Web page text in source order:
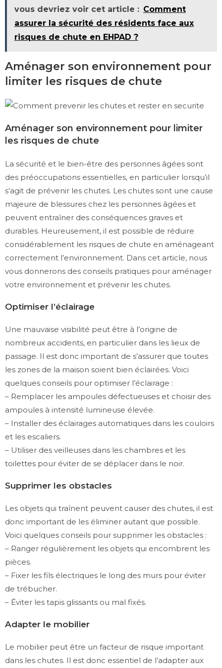
vous devriez voir cet article : Comment
assurer la sécurité des résidents face aux
risques de chute en EHPAD ?
Aménager son environnement pour
limiter les risques de chute
Aménager son environnement pour limiter
les risques de chute
La sécurité et le bien-être des personnes âgées sont
des préoccupations essentielles, en particulier lorsqu’il
s’agit de prévenir les chutes. Les chutes sont une cause
majeure de blessures chez les personnes âgées et
peuvent entraîner des conséquences graves et
durables. Heureusement, il est possible de réduire
considérablement les risques de chute en aménageant
correctement l’environnement. Dans cet article, nous
vous donnerons des conseils pratiques pour aménager
votre environnement et prévenir les chutes.
Optimiser l’éclairage
Une mauvaise visibilité peut être à l’origine de
nombreux accidents, en particulier dans les lieux de
passage. Il est donc important de s’assurer que toutes
les zones de la maison soient bien éclairées. Voici
quelques conseils pour optimiser l’éclairage :
– Remplacer les ampoules défectueuses et choisir des
ampoules à intensité lumineuse élevée.
– Installer des éclairages automatiques dans les couloirs
et les escaliers.
– Utiliser des veilleuses dans les chambres et les
toilettes pour éviter de se déplacer dans le noir.
Supprimer les obstacles
Les objets qui traînent peuvent causer des chutes, il est
donc important de les éliminer autant que possible.
Voici quelques conseils pour supprimer les obstacles :
– Ranger régulièrement les objets qui encombrent les
pièces.
– Fixer les fils électriques le long des murs pour éviter
de trébucher.
– Éviter les tapis glissants ou mal fixés.
Adapter le mobilier
Le mobilier peut être un facteur de risque important
dans les chutes. Il est donc essentiel de l’adapter aux